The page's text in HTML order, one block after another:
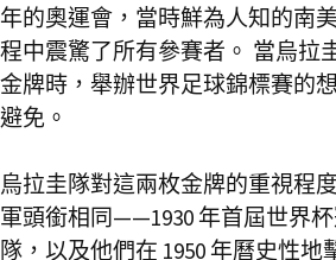
年的奧運會，當時鮮為人知的南
程中震驚了所有參賽者。 當烏拉
金牌時，舉辦世界足球錦標賽的
避免。
烏拉圭隊對這兩枚金牌的重視程
軍頭銜相同——1930 年首屆世界
隊，以及他們在 1950 年曆史性